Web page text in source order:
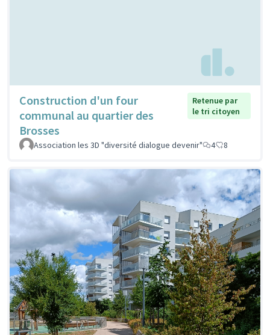
Construction d'un four
communal au quartier des
Brosses
Retenue par
le tri citoyen
Association les 3D "diversité dialogue devenir" 4 8